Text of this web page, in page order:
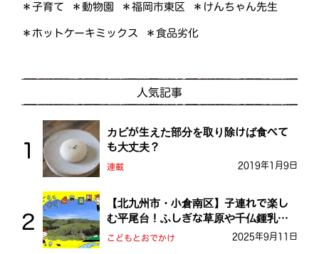
＊子育て ＊動物園 ＊福岡市東区 ＊けんちゃん先生
＊ホットケーキミックス ＊食品劣化
人気記事
カビが生えた部分を取り除けば食べて
も大丈夫？
連載 2019年1月9日
【北九州市・小倉南区】子連れで楽し
む平尾台！ふしぎな草原や千仏鍾乳洞
を探検しよう！
こどもとおでかけ 2025年9月11日